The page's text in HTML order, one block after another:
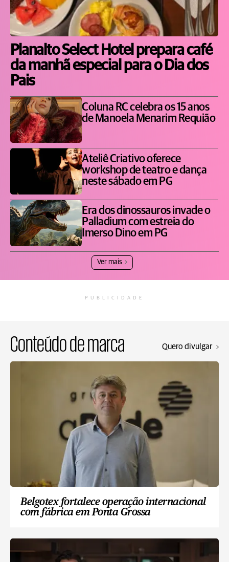
Planalto Select Hotel prepara café
da manhã especial para o Dia dos
Pais
Coluna RC celebra os 15 anos
de Manoela Menarim Requião
Ateliê Criativo oferece
workshop de teatro e dança
neste sábado em PG
Era dos dinossauros invade o
Palladium com estreia do
Imerso Dino em PG
Ver mais
PUBLICIDADE
Conteúdo de marca Quero divulgar
Belgotex fortalece operação internacional
com fábrica em Ponta Grossa